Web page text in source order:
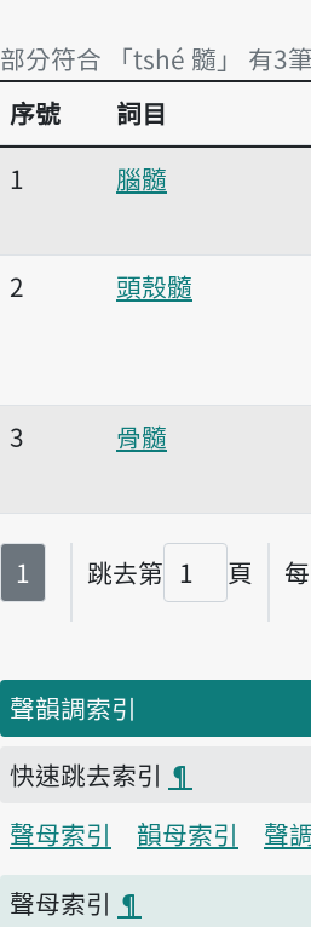
部分符合 「tshé 髓」 有3筆
部分符合 「tshé 髓」 有3筆
序號 詞目
1
腦髓
2 頭殼髓
3 骨髓
第
1 跳去第
頁碼
頁
聲韻調索引
快速跳去索引 ¶
聲母索引
韻母索引
聲
聲母索引 ¶